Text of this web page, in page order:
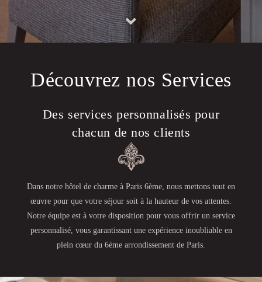
Découvrez nos Services
Des services personnalisés pour
chacun de nos clients
Dans notre hôtel de charme à Paris 6ème, nous mettons tout en
œuvre pour que votre séjour soit à la hauteur de vos attentes.
Notre équipe est à votre disposition pour vous offrir un service
personnalisé, vous garantissant une expérience inoubliable en
plein cœur du 6ème arrondissement de Paris.